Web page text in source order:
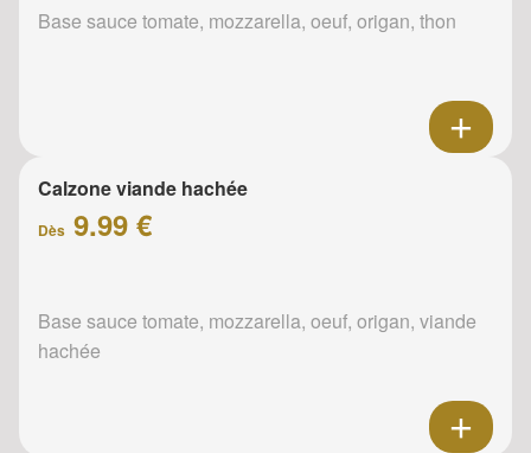
Base sauce tomate, mozzarella, oeuf, origan, thon
Calzone viande hachée
Dès 9.99 €
Base sauce tomate, mozzarella, oeuf, origan, viande
hachée